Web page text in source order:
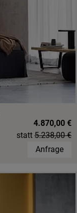
4.870,00 €
statt 5.238,00 €
Anfrage